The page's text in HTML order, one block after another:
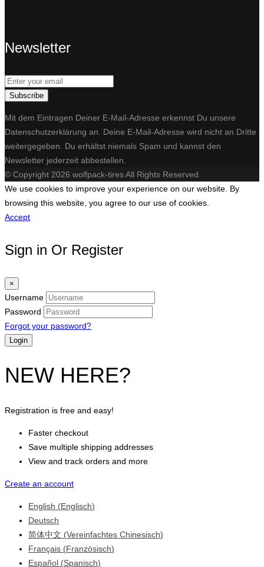
Newsletter
Subscribe
Mit dem Eintragen Deiner E-Mail-Adresse erkennst Du unsere
Datenschutzerklärung an. Deine E-Mail-Adresse wird nicht an Dritte
weitergegeben. Du erhältst niemals Spam und kannst den
Newsletter jederzeit abbestellen.​
© Copyright 2026 wolfpack-tires All Rights Reserved.
We use cookies to improve your experience on our website. By
browsing this website, you agree to our use of cookies.
Accept
Sign in Or Register
×
Username
Password
Forgot your password?
NEW HERE?
Registration is free and easy!
Faster checkout
Save multiple shipping addresses
View and track orders and more
Create an account
English (Englisch)
Deutsch
简体中文 (Vereinfachtes Chinesisch)
Français (Französisch)
Español (Spanisch)